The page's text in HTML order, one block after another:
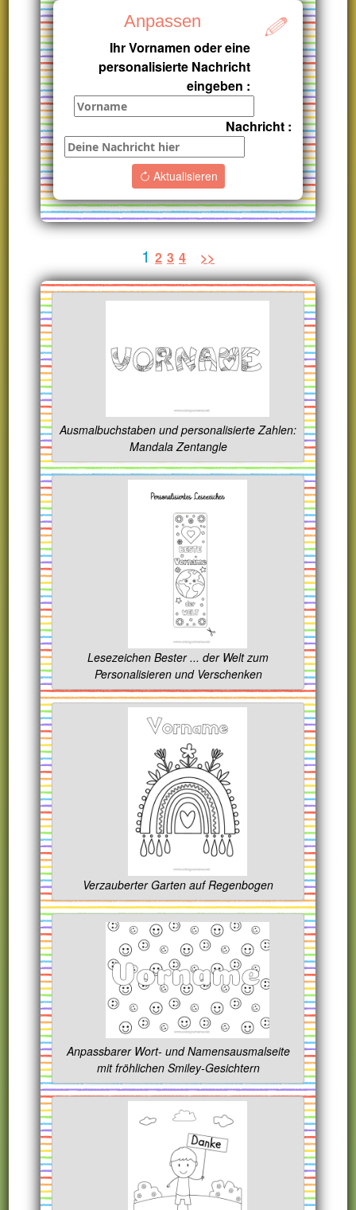
Anpassen
Ihr Vornamen oder eine
personalisierte Nachricht
eingeben :
Nachricht :
Aktualisieren
1 2 3 4 >>
Ausmalbuchstaben und personalisierte Zahlen:
Mandala Zentangle
Lesezeichen Bester ... der Welt zum
Personalisieren und Verschenken
Verzauberter Garten auf Regenbogen
Anpassbarer Wort- und Namensausmalseite
mit fröhlichen Smiley-Gesichtern